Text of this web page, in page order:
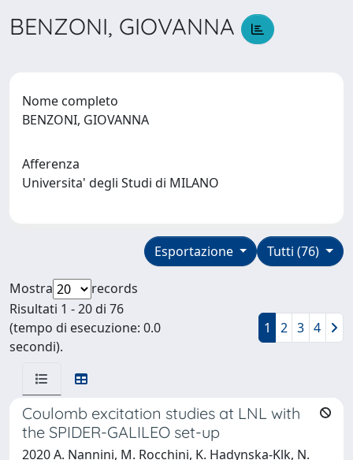
BENZONI, GIOVANNA
Nome completo
BENZONI, GIOVANNA
Afferenza
Universita' degli Studi di MILANO
Tutti (76)
Esportazione
Mostra
records
Risultati 1 - 20 di 76
(tempo di esecuzione: 0.0
secondi).
1 2 3 4
Coulomb excitation studies at LNL with
the SPIDER-GALILEO set-up
2020 A. Nannini, M. Rocchini, K. Hadynska-Klk, N.